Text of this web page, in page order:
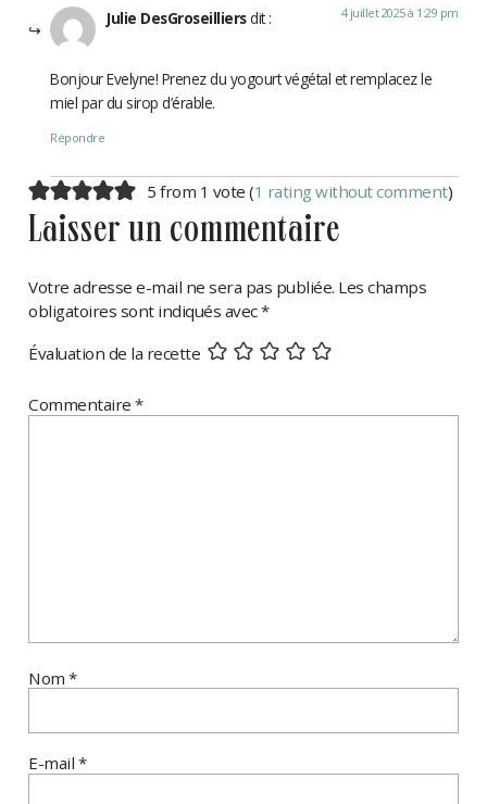
Julie DesGroseilliers dit : 4 juillet 2025 à 1:29 pm
Bonjour Evelyne! Prenez du yogourt végétal et remplacez le
miel par du sirop d’érable.
Répondre
5 from 1 vote (1 rating without comment)
laisser un commentaire
Votre adresse e-mail ne sera pas publiée. Les champs
obligatoires sont indiqués avec*
Évaluation de la recette
Commentaire*
Nom*
E-mail *